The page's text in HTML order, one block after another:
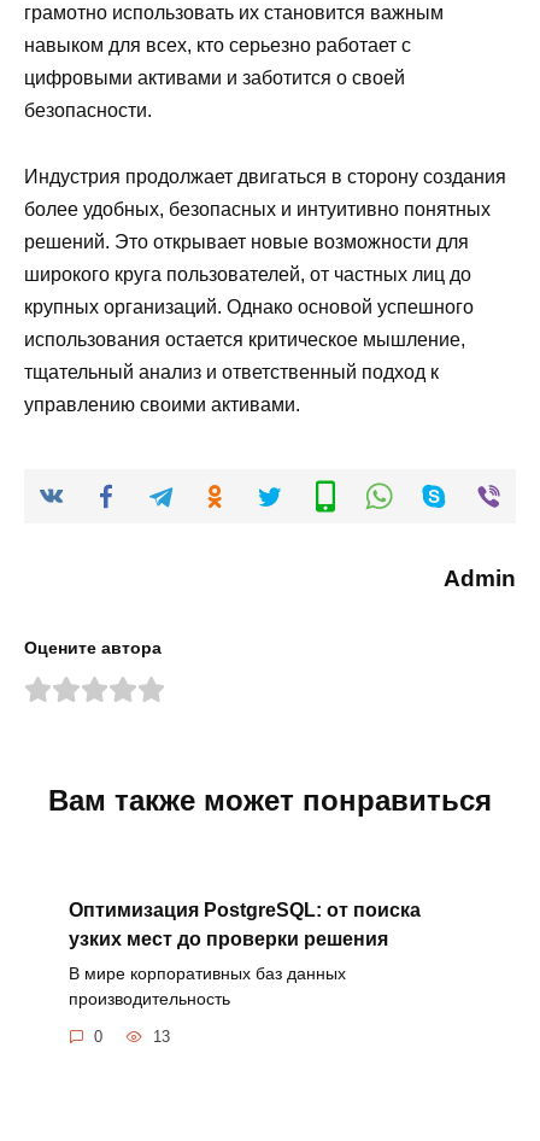
грамотно использовать их становится важным
навыком для всех, кто серьезно работает с
цифровыми активами и заботится о своей
безопасности.
Индустрия продолжает двигаться в сторону создания
более удобных, безопасных и интуитивно понятных
решений. Это открывает новые возможности для
широкого круга пользователей, от частных лиц до
крупных организаций. Однако основой успешного
использования остается критическое мышление,
тщательный анализ и ответственный подход к
управлению своими активами.
Admin
Оцените автора
Вам также может понравиться
Оптимизация PostgreSQL: от поиска
узких мест до проверки решения
В мире корпоративных баз данных
производительность
0 13